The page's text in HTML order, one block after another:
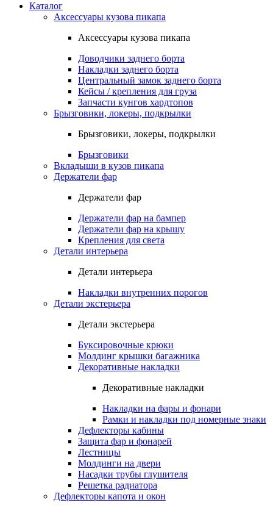
Каталог
Аксессуары кузова пикапа
Аксессуары кузова пикапа
Доводчики заднего борта
Накладки заднего борта
Центральный замок заднего борта
Кейсы / крепления для груза
Запчасти кунгов хардтопов
Брызговики, локеры, подкрылки
Брызговики, локеры, подкрылки
Брызговики
Вкладыши в кузов пикапа
Держатели фар
Держатели фар
Держатели фар на бампер
Держатели фар на крышу
Крепления для света
Детали интерьера
Детали интерьера
Накладки внутренних порогов
Детали экстерьера
Детали экстерьера
Буксировочные крюки
Молдинг крышки багажника
Декоративные накладки
Декоративные накладки
Накладки на фары и фонари
Рамки и накладки под номерные знаки
Дефлекторы кабины
Защита фар и фонарей
Лестницы
Молдинги на двери
Насадки трубы глушителя
Решетка радиатора
Дефлекторы капота и окон